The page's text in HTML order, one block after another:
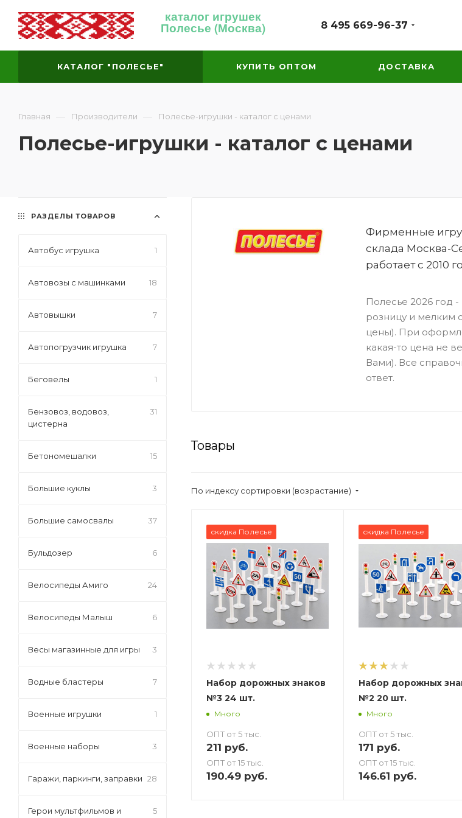
каталог игрушек
Полесье (Москва) 8 495 669-96-37
КАТАЛОГ "ПОЛЕСЬЕ" КУПИТЬ ОПТОМ ДОСТАВКА
Главная — Производители — Полесье-игрушки - каталог с ценами
Полесье-игрушки - каталог с ценами
Фирменные
склада Москва-
работает с 2010
Полесье 2026 год
розницу и мелким
цены). При
какая-то цена не
Вами). Все
ответ.
Товары
По индексу сортировки (возрастание)
скидка Полесье
Набор дорожных знаков
№3 24 шт.
Много
ОПТ от 5 тыс.
211 руб.
ОПТ от 15 тыс.
190.49 руб.
скидка Полесье
Набор дорожных
№2 20 шт.
Много
ОПТ от 5 тыс.
171 руб.
ОПТ от 15 тыс.
146.61 руб.
РАЗДЕЛЫ ТОВАРОВ
Автобус игрушка 1
Автовозы с машинками 18
Автовышки 7
Автопогрузчик игрушка 7
Беговелы 1
Бензовоз, водовоз,
цистерна
31
Бетономешалки 15
Большие куклы 3
Большие самосвалы 37
Бульдозер 6
Велосипеды Амиго 24
Велосипеды Малыш 6
Весы магазинные для игры 3
Водные бластеры 7
Военные игрушки 1
Военные наборы 3
Гаражи, паркинги, заправки 28
Герои мультфильмов и 5